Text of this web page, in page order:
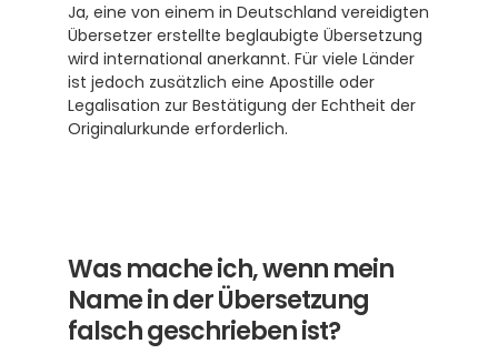
Ja, eine von einem in Deutschland vereidigten
Übersetzer erstellte beglaubigte Übersetzung
wird international anerkannt. Für viele Länder
ist jedoch zusätzlich eine Apostille oder
Legalisation zur Bestätigung der Echtheit der
Originalurkunde erforderlich.
Was mache ich, wenn mein
Name in der Übersetzung
falsch geschrieben ist?